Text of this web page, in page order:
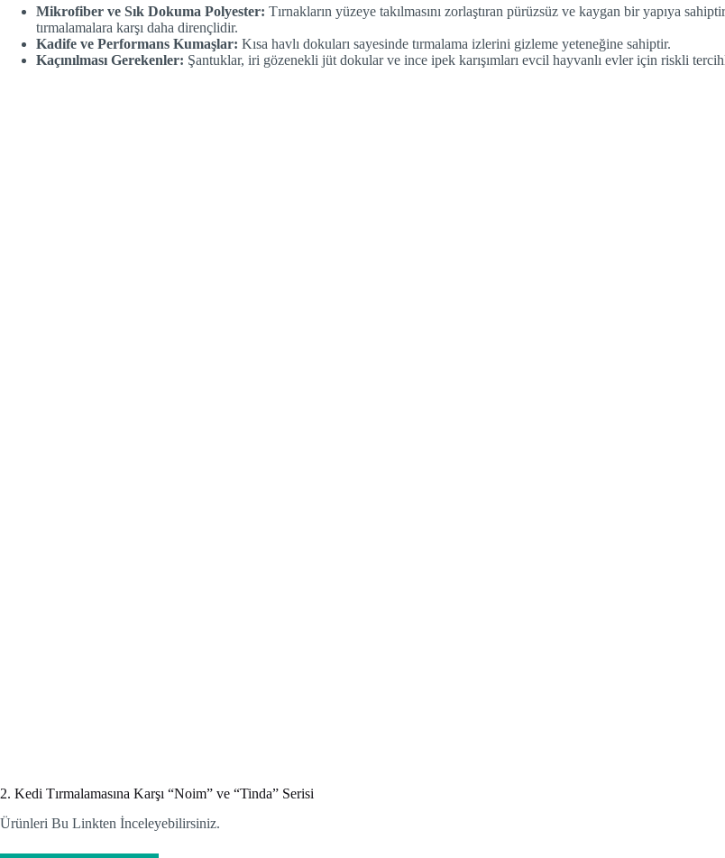
Mikrofiber ve Sık Dokuma Polyester: Tırnakların yüzeye takılmasını zorlaştıran pürüzsüz ve kaygan bir yapıya
tırmalamalara karşı daha dirençlidir.
Kadife ve Performans Kumaşlar: Kısa havlı dokuları sayesinde tırmalama izlerini gizleme yeteneğine sahiptir.
Kaçınılması Gerekenler: Şantuklar, iri gözenekli jüt dokular ve ince ipek karışımları evcil hayvanlı evler için riskli
2. Kedi Tırmalamasına Karşı “Noim” ve “Tinda” Serisi
Ürünleri Bu Linkten İnceleyebilirsiniz.